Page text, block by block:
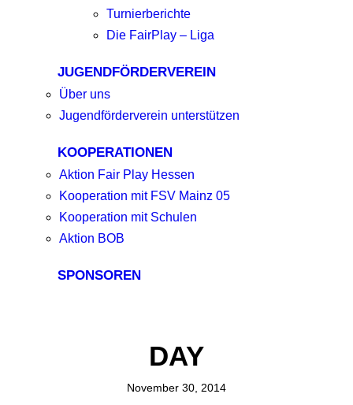
Turnierberichte
Die FairPlay – Liga
JUGENDFÖRDERVEREIN
Über uns
Jugendförderverein unterstützen
KOOPERATIONEN
Aktion Fair Play Hessen
Kooperation mit FSV Mainz 05
Kooperation mit Schulen
Aktion BOB
SPONSOREN
DAY
November 30, 2014